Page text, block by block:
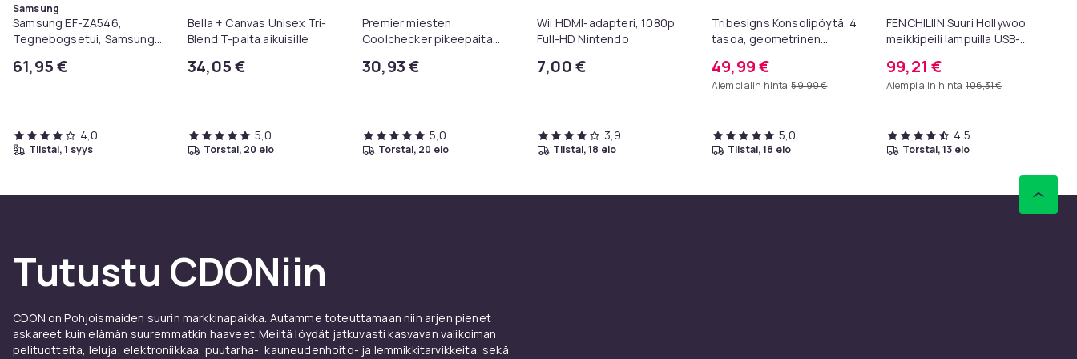
Samsung
Samsung EF-ZA546,
Tegnebogsetui, Samsung,
Blåbær
61,95 €
4,0
tiistai, 1 syys
Bella + Canvas Unisex Tri-
Blend T-paita aikuisille
34,05 €
5,0
torstai, 20 elo
Premier miesten
Coolchecker pikeepaita
30,93 €
5,0
torstai, 20 elo
Wii HDMI-adapteri, 1080p
Full-HD Nintendo
7,00 €
3,9
tiistai, 18 elo
Tribesigns Konsolipöytä, 4
tasoa, geometrinen
cm, eteispöytä, sivupöytä,
sohvapöytä
49,99 €
Aiempi alin hinta 59,99 €
5,0
tiistai, 18 elo
FENCHILIIN Suuri Hollywood
meikkipeili lampuilla USB-
valkoinen 80 x 58 cm
99,21 €
Aiempi alin hinta 106,31 €
4,5
torstai, 13 elo
Tutustu CDONiin
CDON on Pohjoismaiden suurin markkinapaikka. Autamme toteuttamaan niin arjen pienet
askareet kuin elämän suuremmatkin haaveet. Meiltä löydät jatkuvasti kasvavan valikoiman
pelituotteita, leluja, elektroniikkaa, puutarha-, kauneudenhoito- ja lemmikkitarvikkeita, sekä